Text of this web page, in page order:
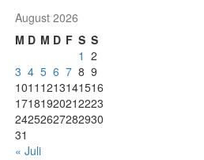
August 2026
M D M D F S S
1 2
3 4 5 6 7 8 9
1011 1213141516
17181920212223
24252627282930
31
« Juli